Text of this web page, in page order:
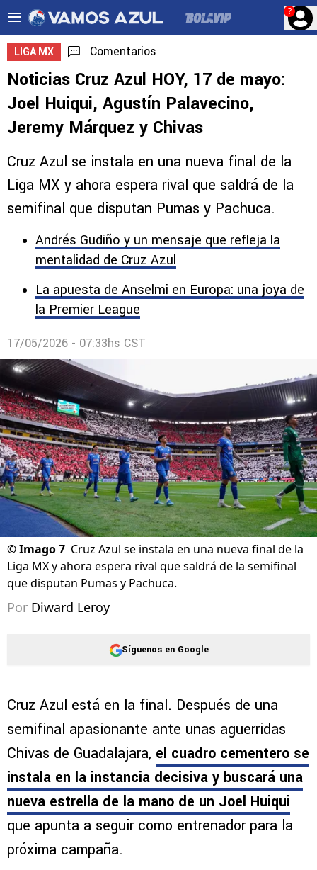
?
LIGA MX Comentarios
Noticias Cruz Azul HOY, 17 de mayo:
Joel Huiqui, Agustín Palavecino,
Jeremy Márquez y Chivas
Cruz Azul se instala en una nueva final de la
Liga MX y ahora espera rival que saldrá de la
semifinal que disputan Pumas y Pachuca.
Andrés Gudiño y un mensaje que refleja la
mentalidad de Cruz Azul
La apuesta de Anselmi en Europa: una joya de
la Premier League
17/05/2026 - 07:33hs CST
©Imago 7 Cruz Azul se instala en una nueva final de la
Liga MX y ahora espera rival que saldrá de la semifinal
que disputan Pumas y Pachuca.
Por Diward Leroy
Síguenos en Google
Cruz Azul está en la final. Después de una
semifinal apasionante ante unas aguerridas
Chivas de Guadalajara, el cuadro cementero se
instala en la instancia decisiva y buscará una
nueva estrella de la mano de un Joel Huiqui
que apunta a seguir como entrenador para la
próxima campaña.